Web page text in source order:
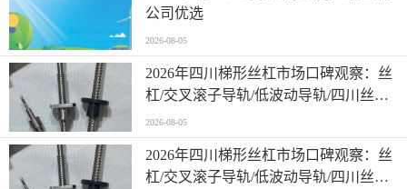
公司优选
2026-08-05
2026年四川梯形丝杠市场口碑观察：丝
杠/交叉滚子导轨/低波动导轨/四川丝杠/
本地实力企业优选参考
2026-08-05
2026年四川梯形丝杠市场口碑观察：丝
杠/交叉滚子导轨/低波动导轨/四川丝杠/